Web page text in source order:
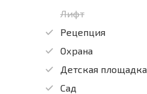
Лифт
Рецепция
Охрана
Детская площадка
Сад